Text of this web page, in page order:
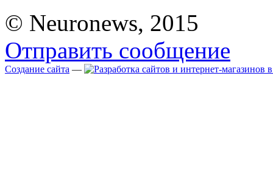
© Neuronews, 2015
Отправить сообщение
Создание сайта —